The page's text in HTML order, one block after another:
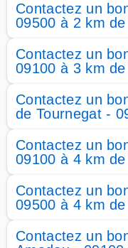
Contactez un
09500 à 2 km de
Contactez un
09100 à 3 km de
Contactez un
de Tournegat -
Contactez un
09100 à 4 km de
Contactez un
09500 à 4 km de
Contactez un